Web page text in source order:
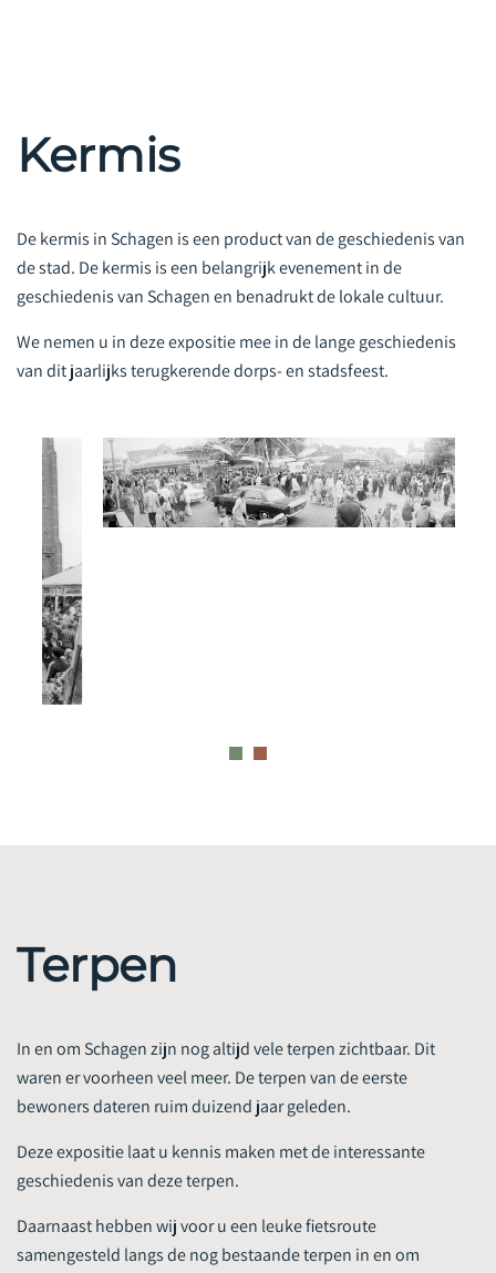
Kermis
De kermis in Schagen is een product van de geschiedenis van
de stad. De kermis is een belangrijk evenement in de
geschiedenis van Schagen en benadrukt de lokale cultuur.
We nemen u in deze expositie mee in de lange geschiedenis
van dit jaarlijks terugkerende dorps- en stadsfeest.
Terpen
waren er voorheen veel meer. De terpen van de eerste
bewoners dateren ruim duizend jaar geleden.
geschiedenis van deze terpen.
samengesteld langs de nog bestaande terpen in en om
Schagen. Het routeboekje kunt u bij de kassa kopen voor € 2,- .